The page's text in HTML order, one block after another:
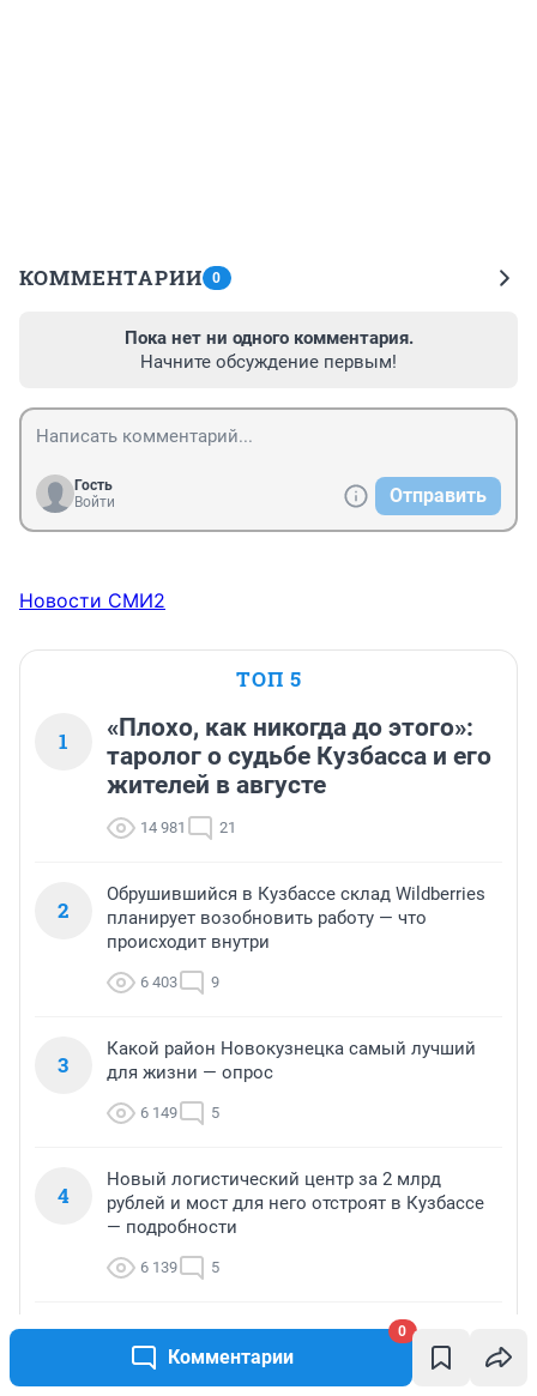
Комментарии
0
КОММЕНТАРИИ 0
Пока нет ни одного комментария.
Начните обсуждение первым!
Гость
Войти
Отправить
Новости СМИ2
ТОП 5
1
«Плохо, как никогда до этого»:
таролог о судьбе Кузбасса и его
жителей в августе
14 981 21
2
Обрушившийся в Кузбассе склад Wildberries
планирует возобновить работу — что
происходит внутри
6 403 9
3
Какой район Новокузнецка самый лучший
для жизни — опрос
6 149 5
4
Новый логистический центр за 2 млрд
рублей и мост для него отстроят в Кузбассе
— подробности
6 139 5
Наручники вместо Rolex: как судили экс-
главу Минздрава Кузбасса и бывшего
миллионера Дмитрия Беглова